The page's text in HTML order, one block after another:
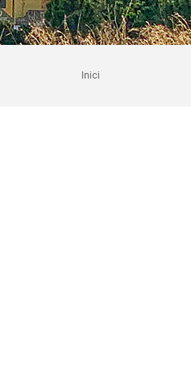
Inici